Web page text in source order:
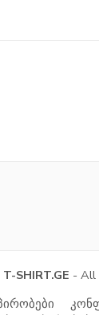
T-SHIRT.GE - All